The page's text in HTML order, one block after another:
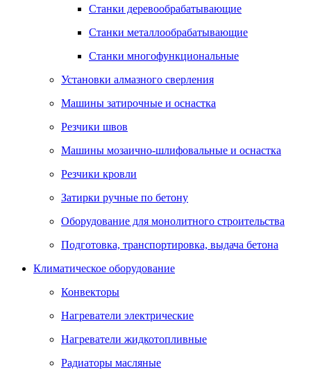
Станки деревообрабатывающие
Станки металлообрабатывающие
Станки многофункциональные
Установки алмазного сверления
Машины затирочные и оснастка
Резчики швов
Машины мозаично-шлифовальные и оснастка
Резчики кровли
Затирки ручные по бетону
Оборудование для монолитного строительства
Подготовка, транспортировка, выдача бетона
Климатическое оборудование
Конвекторы
Нагреватели электрические
Нагреватели жидкотопливные
Радиаторы масляные